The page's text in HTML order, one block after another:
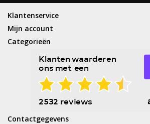
Klantenservice
Mijn account
Categorieën
Contactgegevens